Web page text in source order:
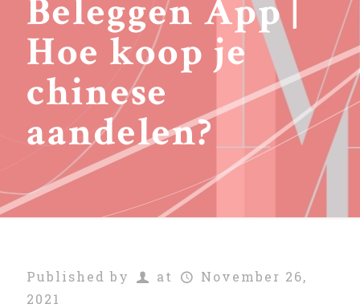
Beleggen App |
Hoe koop je
chinese
aandelen?
Published by at
November 26,
2021